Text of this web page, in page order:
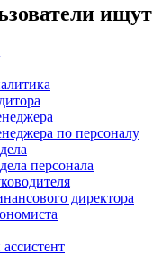
ищут
по персоналу
персонала
директора